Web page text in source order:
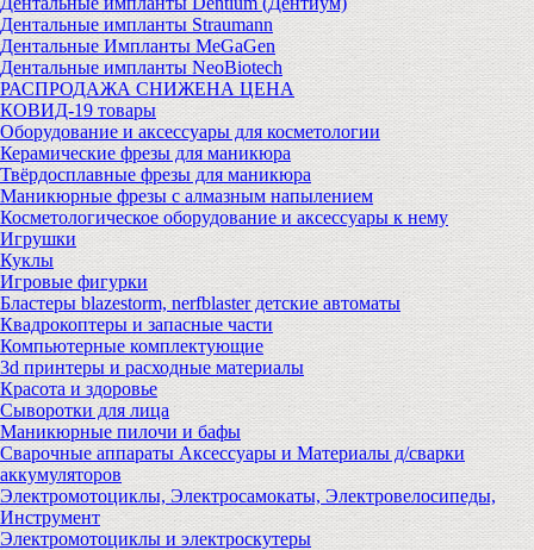
Дентальные импланты Straumann
Дентальные Импланты MeGaGen
Дентальные импланты NeoBiotech
РАСПРОДАЖА СНИЖЕНА ЦЕНА
КОВИД-19 товары
Оборудование и аксессуары для косметологии
Керамические фрезы для маникюра
Твёрдосплавные фрезы для маникюра
Маникюрные фрезы с алмазным напылением
Косметологическое оборудование и аксессуары к нему
Игрушки
Куклы
Игровые фигурки
Бластеры blazestorm, nerfblaster детские автоматы
Квадрокоптеры и запасные части
Компьютерные комплектующие
3d принтеры и расходные материалы
Красота и здоровье
Сыворотки для лица
Маникюрные пилочи и бафы
Сварочные аппараты Аксессуары и Материалы д/сварки
аккумуляторов
Электромотоциклы, Электросамокаты, Электровелосипеды,
Инструмент
Электромотоциклы и электроскутеры